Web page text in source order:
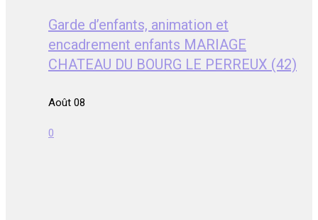
Garde d’enfants, animation et
encadrement enfants MARIAGE
CHATEAU DU BOURG LE PERREUX (42)
Août 08
0